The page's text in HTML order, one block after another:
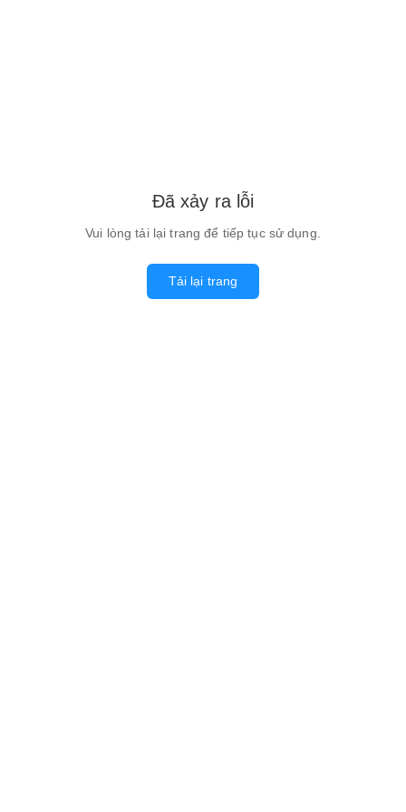
Đã xảy ra lỗi
Vui lòng tải lại trang để tiếp tục sử dụng.
Tải lại trang